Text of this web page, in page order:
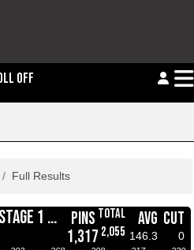
OFF
Full Results
UNDER 21 GRADED (MALE) (STAGE 1 CHAMPIONSHIPS) PINS TOTAL AVG CUT
1,317 2,055 146.3 0